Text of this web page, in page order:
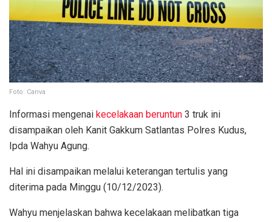
Foto: Canva
Informasi mengenai kecelakaan beruntun 3 truk ini
disampaikan oleh Kanit Gakkum Satlantas Polres Kudus,
Ipda Wahyu Agung.
Hal ini disampaikan melalui keterangan tertulis yang
diterima pada Minggu (10/12/2023).
Wahyu menjelaskan bahwa kecelakaan melibatkan tiga